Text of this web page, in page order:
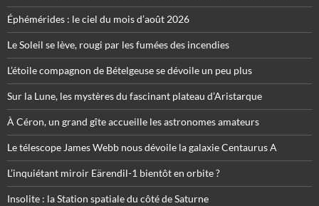
Éphémérides : le ciel du mois d’août 2026
Le Soleil se lève, rougi par les fumées des incendies
L’étoile compagnon de Bételgeuse se dévoile un peu plus
Sur la Lune, les mystères du fascinant plateau d’Aristarque
À Céron, un grand gîte accueille les astronomes amateurs
Le télescope James Webb nous dévoile la galaxie Centaurus A
L’inquiétant miroir Eärendil-1 bientôt en orbite ?
Insolite : la Station spatiale du côté de Saturne